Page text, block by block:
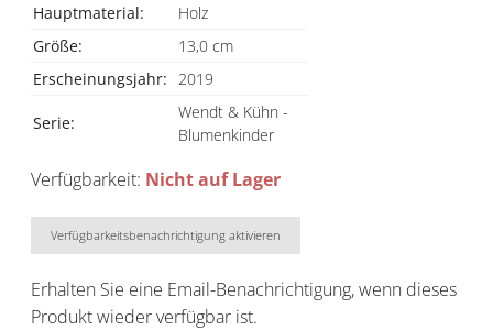
Hauptmaterial:
Holz
Größe:
13,0 cm
Erscheinungsjahr:
2019
Serie:
Wendt & Kühn -
Blumenkinder
Verfügbarkeit: Nicht auf Lager
Verfügbarkeitsbenachrichtigung aktivieren
Erhalten Sie eine Email-Benachrichtigung, wenn dieses
Produkt wieder verfügbar ist.